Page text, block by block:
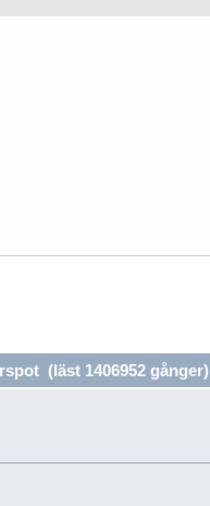
(läst 1406952 gånger)